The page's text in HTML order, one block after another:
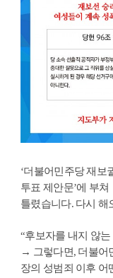
‘더불어민주당 재보
투표 제안문’에 부쳐
틀렸습니다. 다시 해
“후보자를 내지 않
→ 그렇다면, 더불어
장의 성범죄 이후 어